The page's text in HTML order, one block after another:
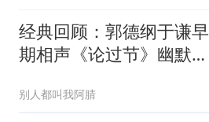
经典回顾：郭德纲于谦早
期相声《论过节》幽默风
别人都叫我阿腈